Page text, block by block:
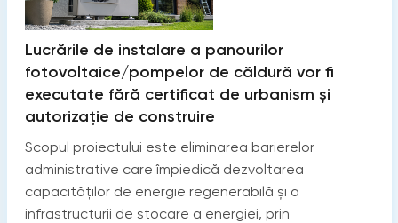
Lucrările de instalare a panourilor
fotovoltaice/pompelor de căldură vor fi
executate fără certificat de urbanism și
autorizație de construire
Scopul proiectului este eliminarea barierelor
administrative care împiedică dezvoltarea
capacităților de energie regenerabilă și a
infrastructurii de stocare a energiei, prin